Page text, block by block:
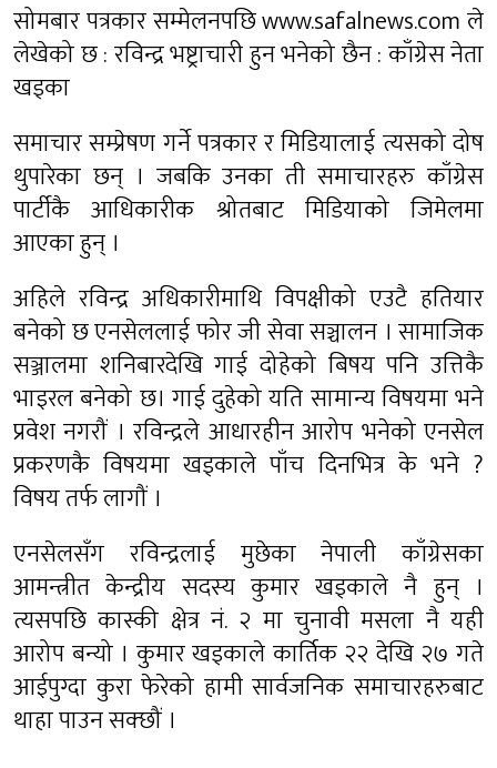
सोमबार पत्रकार सम्मेलनपछि www.safalnews.com ले
लेखेको छ :रविन्द्र भष्ट्राचारी हुन भनेको छैन : काँग्रेस नेता
खड्का
समाचार सम्प्रेषण गर्ने पत्रकार र मिडियालाई त्यसको दोष
थुपारेका छन् । जबकि उनका ती समाचारहरु काँग्रेस
पार्टीकै आधिकारीक श्रोतबाट मिडियाको जिमेलमा
आएका हुन् ।
अहिले रविन्द्र अधिकारीमाथि विपक्षीको एउटै हतियार
बनेको छ एनसेललाई फोर जी सेवा सञ्चालन । सामाजिक
सञ्जालमा शनिबारदेखि गाई दोहेको बिषय पनि उत्तिकै
भाइरल बनेको छ। गाई दुहेको यति सामान्य विषयमा भने
प्रवेश नगरौं । रविन्द्रले आधारहीन आरोप भनेको एनसेल
प्रकरणकै विषयमा खड्काले पाँच दिनभित्र के भने ?
विषय तर्फ लागौं ।
एनसेलसँग रविन्द्रलाई मुछेका नेपाली काँग्रेसका
आमन्त्रीत केन्द्रीय सदस्य कुमार खड्काले नै हुन् ।
त्यसपछि कास्की क्षेत्र नं. २ मा चुनावी मसला नै यही
आरोप बन्यो । कुमार खड्काले कार्तिक २२ देखि २७ गते
आईपुग्दा कुरा फेरेको हामी सार्वजनिक समाचारहरुबाट
थाहा पाउन सक्छौं ।